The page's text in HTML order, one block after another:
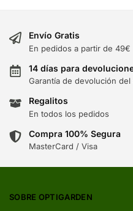
Envío Gratis
En pedidos a partir de 49€
14 días para
Garantía de devolución del
Regalitos
En todos los pedidos
Compra 100% Segura
MasterCard / Visa
SOBRE OPTIGARDEN